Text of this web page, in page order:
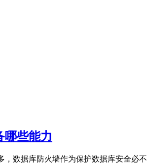
哪些能力
，数据库防火墙作为保护数据库安全必